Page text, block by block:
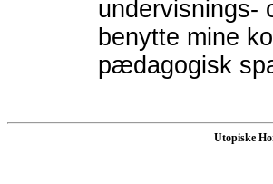
undervisnings-
benytte mine
pædagogisk
Utopiske